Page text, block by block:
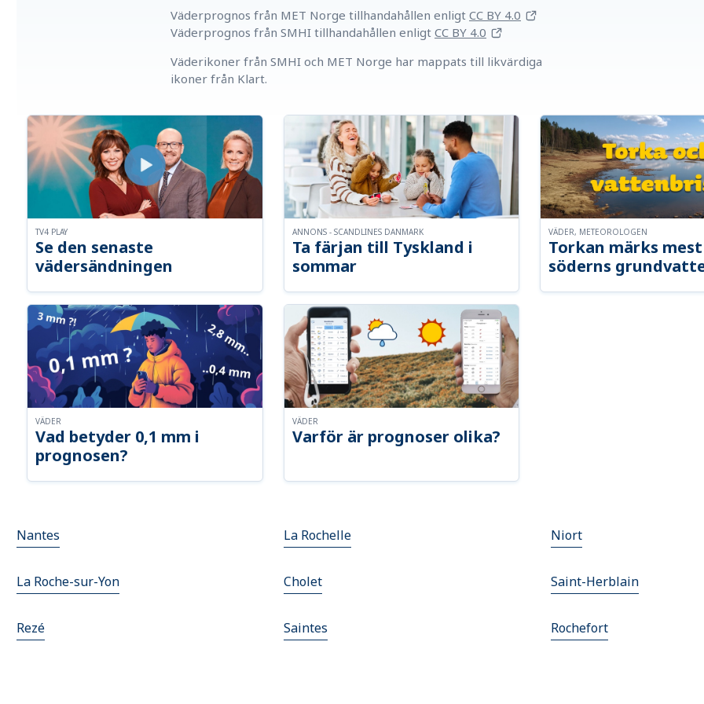
Väderprognos från MET Norge tillhandahållen enligt CC BY 4.0
Väderprognos från SMHI tillhandahållen enligt CC BY 4.0
Väderikoner från SMHI och MET Norge har mappats till likvärdiga
ikoner från Klart.
Se den senaste
vädersändningen
TV4 PLAY
Ta färjan till Tyskland i
sommar
ANNONS - SCANDLINES DANMARK
Torkan märks
söderns
VÄDER, METEOROLOGEN
Vad betyder 0,1 mm i
prognosen?
VÄDER
Varför är prognoser olika?
VÄDER
Nantes La Rochelle Niort
La Roche-sur-Yon Cholet Saint-Herblain
Rezé Saintes Rochefort